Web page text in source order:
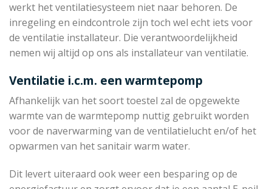
werkt het ventilatiesysteem niet naar behoren. De
inregeling en eindcontrole zijn toch wel echt iets voor
de ventilatie installateur. Die verantwoordelijkheid
nemen wij altijd op ons als installateur van ventilatie.
Ventilatie i.c.m. een warmtepomp
Afhankelijk van het soort toestel zal de opgewekte
warmte van de warmtepomp nuttig gebruikt worden
voor de naverwarming van de ventilatielucht en/of het
opwarmen van het sanitair warm water.
Dit levert uiteraard ook weer een besparing op de